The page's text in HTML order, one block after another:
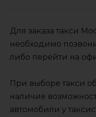
Для заказа такси
необходимо
либо перейти на
При выборе такси
наличие
автомобили у